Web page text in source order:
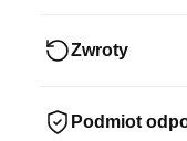
Zwroty
Podmiot